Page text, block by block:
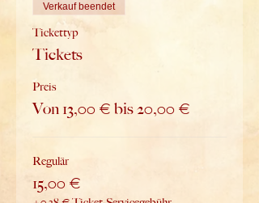
Verkauf beendet
Tickettyp
Tickets
Preis
Von 13,00 € bis 20,00 €
Regulär
15,00 €